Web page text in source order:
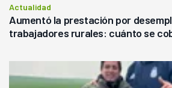
Actualidad
Aumentó la prestación por
trabajadores rurales: cuánto se